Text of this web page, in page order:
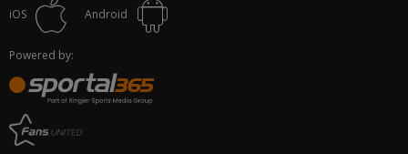
iOS Android
Powered by: